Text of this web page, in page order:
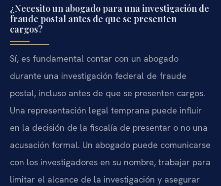
¿Necesito un abogado para una investigación de
fraude postal antes de que se presenten
cargos?
Sí, es fundamental contar con un abogado
durante una investigación federal de fraude
postal, incluso antes de que se presenten cargos.
Una representación legal temprana puede influir
en la decisión de la fiscalía de presentar o no una
acusación formal. Un abogado puede comunicarse
con los investigadores en su nombre, trabajar para
limitar el alcance de la investigación y asegurar